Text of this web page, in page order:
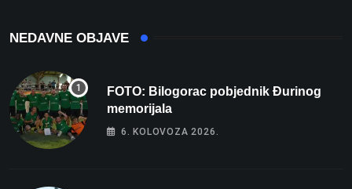
NEDAVNE OBJAVE
FOTO: Bilogorac pobjednik Đurinog
memorijala
6. KOLOVOZA 2026.